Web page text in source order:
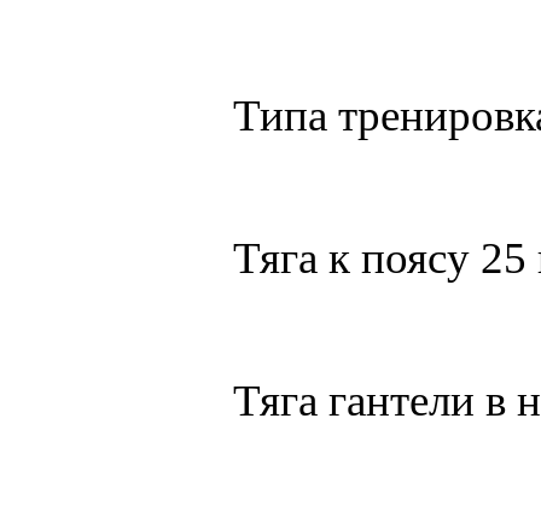
Типа
Тяга к поясу
Тяга гантели в